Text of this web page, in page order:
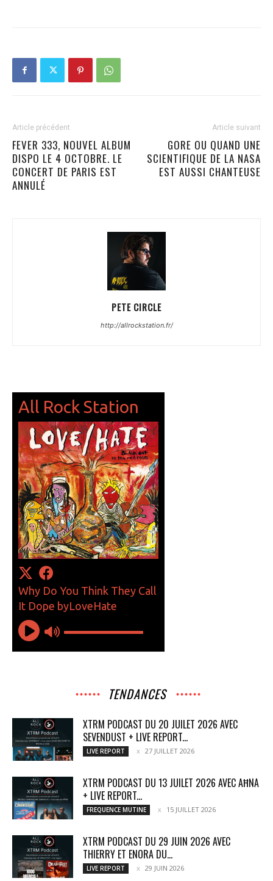
Article précédent
FEVER 333, NOUVEL ALBUM
DISPO LE 4 OCTOBRE. LE
CONCERT DE PARIS EST
ANNULÉ
Article suivant
GORE OU QUAND UNE
SCIENTIFIQUE DE LA NASA
EST AUSSI CHANTEUSE
PETE CIRCLE
http://allrockstation.fr/
TENDANCES
XTRM PODCAST DU 20 JUILET 2026 AVEC
SEVENDUST + LIVE REPORT...
LIVE REPORT 27 JUILLET 2026
XTRM PODCAST DU 13 JUILET 2026 AVEC AĦNA
+ LIVE REPORT...
FREQUENCE MUTINE 15 JUILLET 2026
XTRM PODCAST DU 29 JUIN 2026 AVEC
THIERRY ET ENORA DU...
LIVE REPORT 29 JUIN 2026